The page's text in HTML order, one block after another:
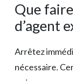
Que
d’agent
Arrêtez
nécessaire.